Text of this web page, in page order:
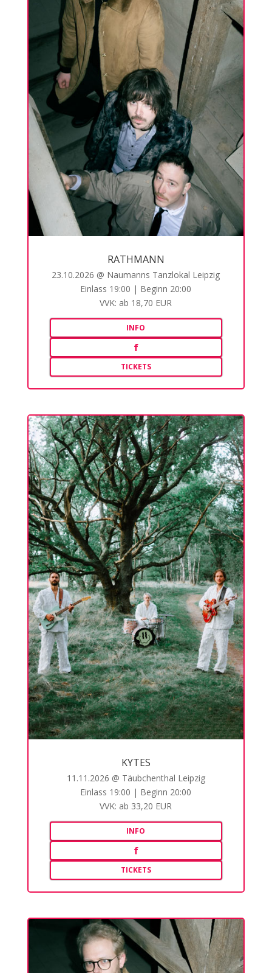
RATHMANN
23.10.2026 @ Naumanns Tanzlokal Leipzig
Einlass 19:00 | Beginn 20:00
VVK: ab 18,70 EUR
INFO
f
TICKETS
KYTES
11.11.2026 @ Täubchenthal Leipzig
Einlass 19:00 | Beginn 20:00
VVK: ab 33,20 EUR
INFO
f
TICKETS